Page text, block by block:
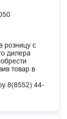
розницу с
дилера
товар в
8(8552) 44-